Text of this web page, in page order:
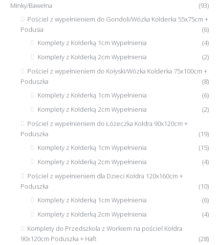
Minky/Bawełna
(93)
Pościel z wypełnieniem do Gondoli/Wózka Kołderka 55x75cm +
Podusia
(6)
Komplety z Kołderką 1cm Wypełnienia
(4)
Komplety z Kołderką 2cm Wypełnienia
(2)
Pościel z wypełnieniem do Kołyski/Wózka Kołderka 75x100cm +
Poduszka
(8)
Komplety z Kołderką 1cm Wypełnienia
(6)
Komplety z Kołderką 2cm Wypełnienia
(2)
Pościel z wypełnieniem do Łóżeczka Kołdra 90x120cm +
Poduszka
(19)
Komplety z Kołderką 1cm Wypełnienia
(15)
Komplety z Kołderką 2cm Wypełnienia
(4)
Pościel z wypełnieniem dla Dzieci Kołdra 120x160cm +
Poduszka
(10)
Komplety z Kołderką 1cm Wypełnienia
(6)
Komplety z Kołderką 2cm Wypełnienia
(4)
Komplety do Przedszkola z Workiem na pościel Kołdra
90x120cm Poduszka + Haft
(28)